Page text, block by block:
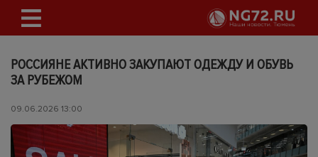
РОССИЯНЕ АКТИВНО ЗАКУПАЮТ ОДЕЖДУ И ОБУВЬ
ЗА РУБЕЖОМ
09.06.2026 13:00